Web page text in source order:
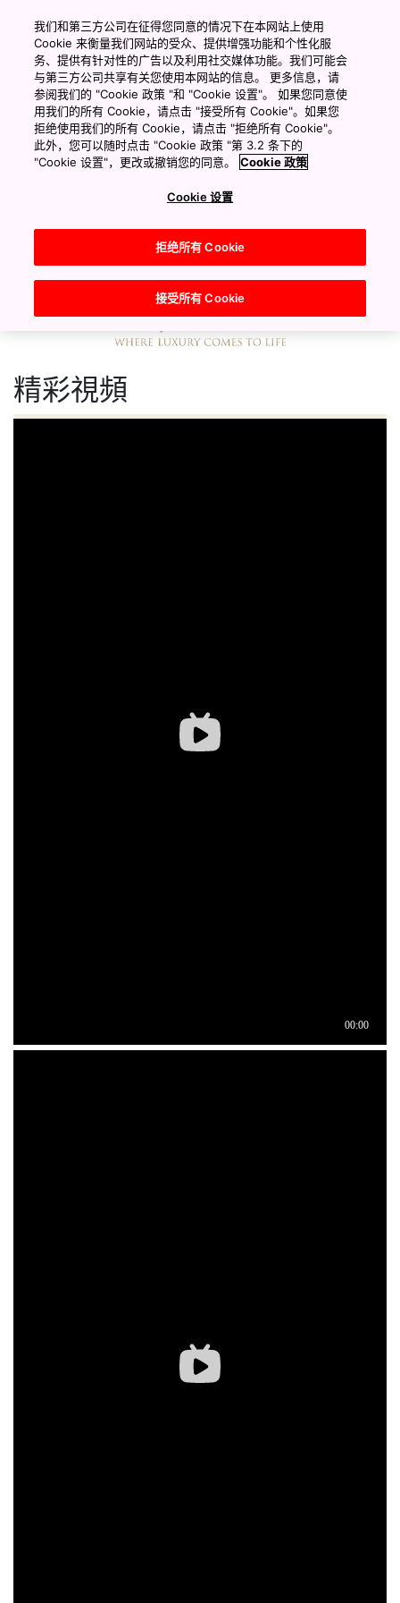
精彩視頻
我们和第三方公司在征得您同意的情况下在本网站上使用
Cookie 来衡量我们网站的受众、提供增强功能和个性化服
务、提供有针对性的广告以及利用社交媒体功能。我们可能会
与第三方公司共享有关您使用本网站的信息。 更多信息，请
参阅我们的 "Cookie 政策 "和 "Cookie 设置"。 如果您同意使
用我们的所有 Cookie，请点击 "接受所有 Cookie"。如果您
拒绝使用我们的所有 Cookie，请点击 "拒绝所有 Cookie"。
此外，您可以随时点击 "Cookie 政策 "第 3.2 条下的
"Cookie 设置"，更改或撤销您的同意。
Cookie 政策
Cookie 设置
拒绝所有 Cookie
接受所有 Cookie